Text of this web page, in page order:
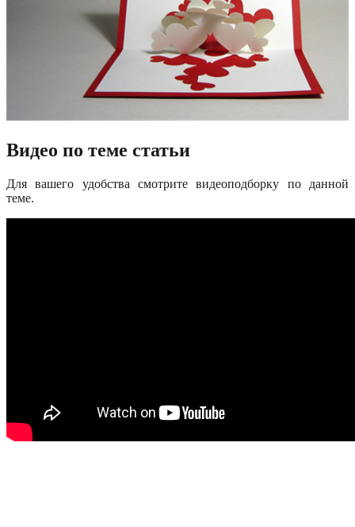
Видео по теме статьи
Для вашего удобства смотрите видеоподборку по данной
теме.